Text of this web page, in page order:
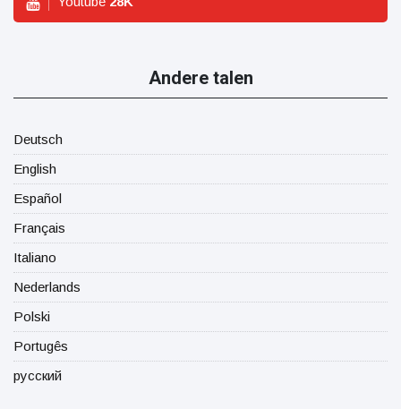
Andere talen
Deutsch
English
Español
Français
Italiano
Nederlands
Polski
Portugês
русский